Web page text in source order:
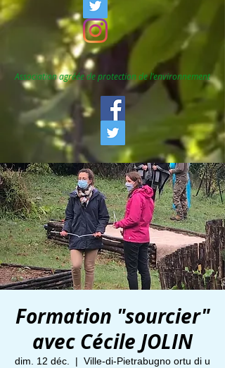
Association agréée de protection de l'environnement
Formation "sourcier"
avec Cécile JOLIN
dim. 12 déc.
  |
Ville-di-Pietrabugno ortu di u